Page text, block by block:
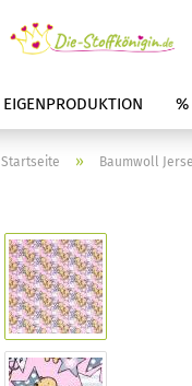
EIGENPRODUKTION %
Startseite » Baumwoll